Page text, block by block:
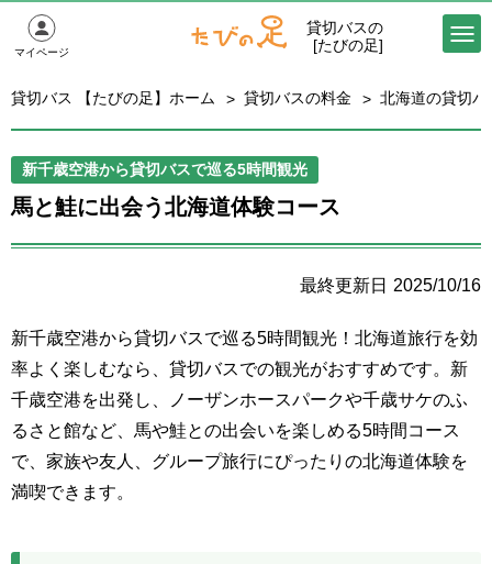
貸切バスの
[たびの足]
マイページ
貸切バス 【たびの足】ホーム 貸切バスの料金 北海道の貸切バ
新千歳空港から貸切バスで巡る5時間観光
馬と鮭に出会う北海道体験コース
2025/10/16
新千歳空港から貸切バスで巡る5時間観光！北海道旅行を効
率よく楽しむなら、貸切バスでの観光がおすすめです。新
千歳空港を出発し、ノーザンホースパークや千歳サケのふ
るさと館など、馬や鮭との出会いを楽しめる5時間コース
で、家族や友人、グループ旅行にぴったりの北海道体験を
満喫できます。